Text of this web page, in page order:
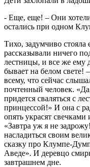
- Еще, еще! – Они
остались при одном
Тихо, задумчиво
рассказывали ничего
лестницы, и все же ему
бывает на белом свете!
всему, что сейчас
почтенный человек.
придется сваляться с
принцессой!» И она с
опять украсят
«Завтра уж я не
насладиться своим
сказку про Клумпе-
Аведе». И деревцо
завтрашнем дне.